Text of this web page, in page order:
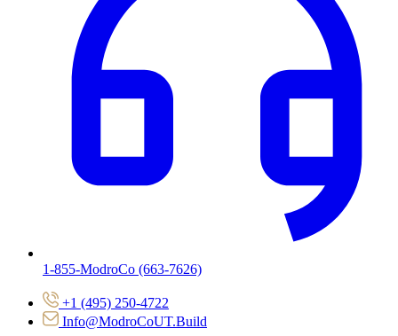
1-855-ModroCo (663-7626)
+1 (495) 250-4722
Info@ModroCoUT.Build